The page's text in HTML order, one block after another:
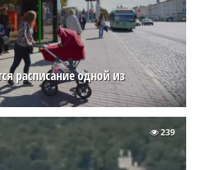
расписание одной из
239